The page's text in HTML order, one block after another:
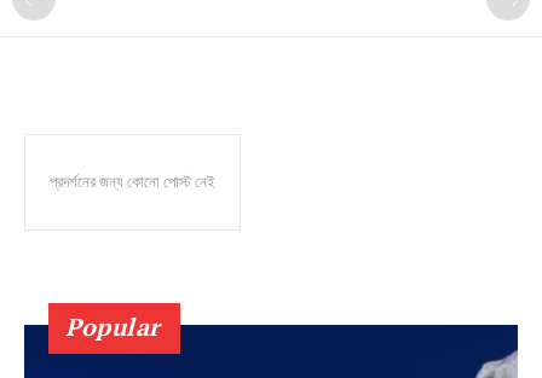
প্রদর্শনের জন্য কোনো পোস্ট নেই
Popular